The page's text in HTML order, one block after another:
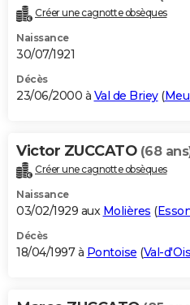
Créer une cagnotte obsèques
Naissance
30/07/1921
Décès
23/06/2000 à Val de Briey(
Victor ZUCCATO (68
Créer une cagnotte obsèques
Naissance
03/02/1929 aux Molières (
Décès
18/04/1997 à Pontoise (Val-